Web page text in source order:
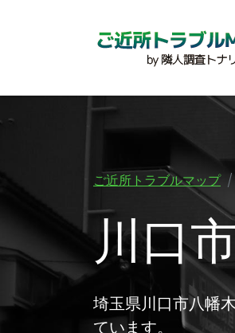
ご近所トラブルマップ
川口
埼玉県川口市八幡
ています。